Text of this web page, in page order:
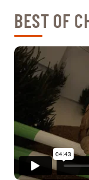
BEST OF